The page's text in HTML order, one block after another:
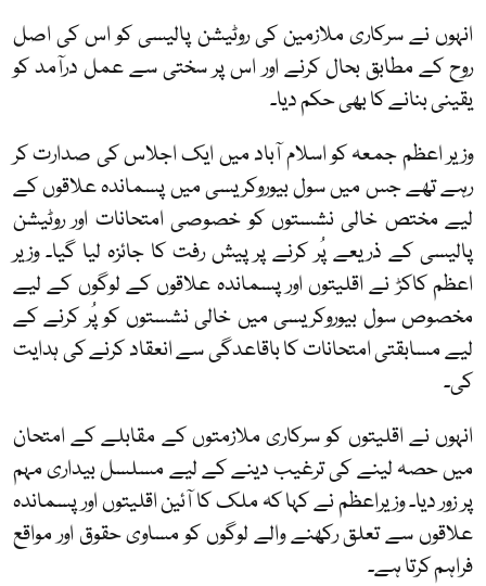
انہوں نے سرکاری ملازمین کی روٹیشن پالیسی کو اس کی اصل
روح کے مطابق بحال کرنے اور اس پر سختی سے عمل درآمد کو
یقینی بنانے کا بھی حکم دیا۔
وزیر اعظم جمعہ کو اسلام آباد میں ایک اجلاس کی صدارت کر
رہے تھے جس میں سول بیوروکریسی میں پسماندہ علاقوں کے
لیے مختص خالی نشستوں کو خصوصی امتحانات اور روٹیشن
پالیسی کے ذریعے پُر کرنے پر پیش رفت کا جائزہ لیا گیا۔ وزیر
اعظم کاکڑ نے اقلیتوں اور پسماندہ علاقوں کے لوگوں کے لیے
مخصوص سول بیوروکریسی میں خالی نشستوں کو پُر کرنے کے
لیے مسابقتی امتحانات کا باقاعدگی سے انعقاد کرنے کی ہدایت
کی۔
انہوں نے اقلیتوں کو سرکاری ملازمتوں کے مقابلے کے امتحان
میں حصہ لینے کی ترغیب دینے کے لیے مسلسل بیداری مہم
پر زور دیا۔ وزیراعظم نے کہا کہ ملک کا آئین اقلیتوں اور پسماندہ
علاقوں سے تعلق رکھنے والے لوگوں کو مساوی حقوق اور مواقع
فراہم کرتا ہے۔